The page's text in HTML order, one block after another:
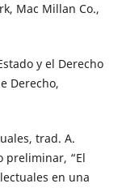
Mac Millan Co.,
y el Derecho
Derecho,
trad. A.
preliminar, “El
en una